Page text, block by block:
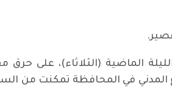
الماضية (الثلاثاء)، على حرق
المدني في المحافظة تمكنت من